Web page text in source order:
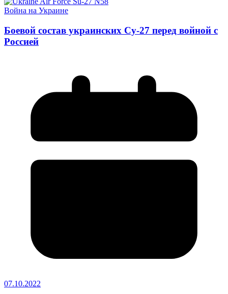
Война на Украине
Боевой состав украинских Су-27 перед войной с
Россией
07.10.2022